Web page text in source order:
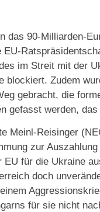
das 90-Milliarden-
im Streit mit der
blockiert. Zudem
gebracht, die
gefasst werden,
Meinl-Reisinger
zur
EU für die Ukraine
doch
für sie nicht